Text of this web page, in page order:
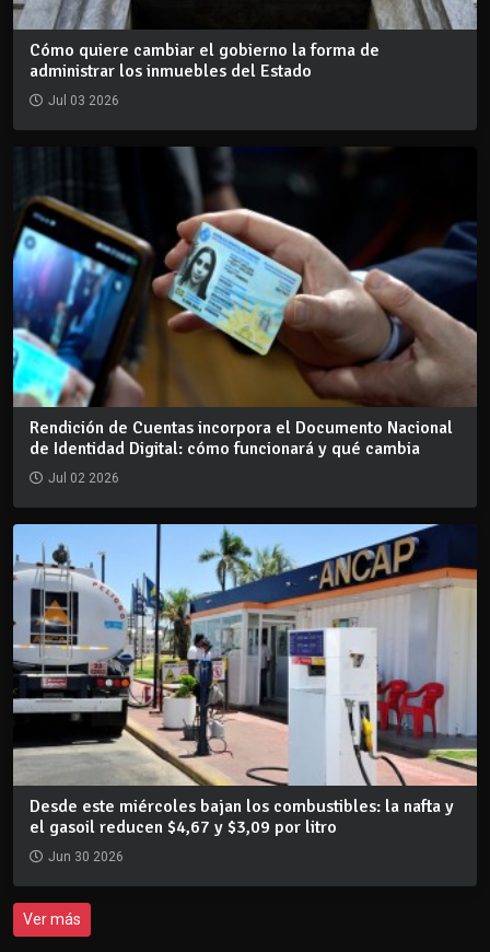
Cómo quiere cambiar el gobierno la forma de
administrar los inmuebles del Estado
Jul 03 2026
Rendición de Cuentas incorpora el Documento Nacional
de Identidad Digital: cómo funcionará y qué cambia
Jul 02 2026
Desde este miércoles bajan los combustibles: la nafta y
el gasoil reducen $4,67 y $3,09 por litro
Jun 30 2026
Ver más